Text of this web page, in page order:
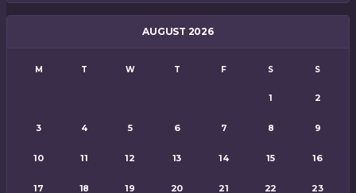
AUGUST 2026
M T W T F S S
1 2
3 4 5 6 7 8 9
10 11 12 13 14 15 16
17 18 19 20 21 22 23